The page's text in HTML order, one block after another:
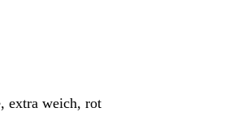
extra weich, rot